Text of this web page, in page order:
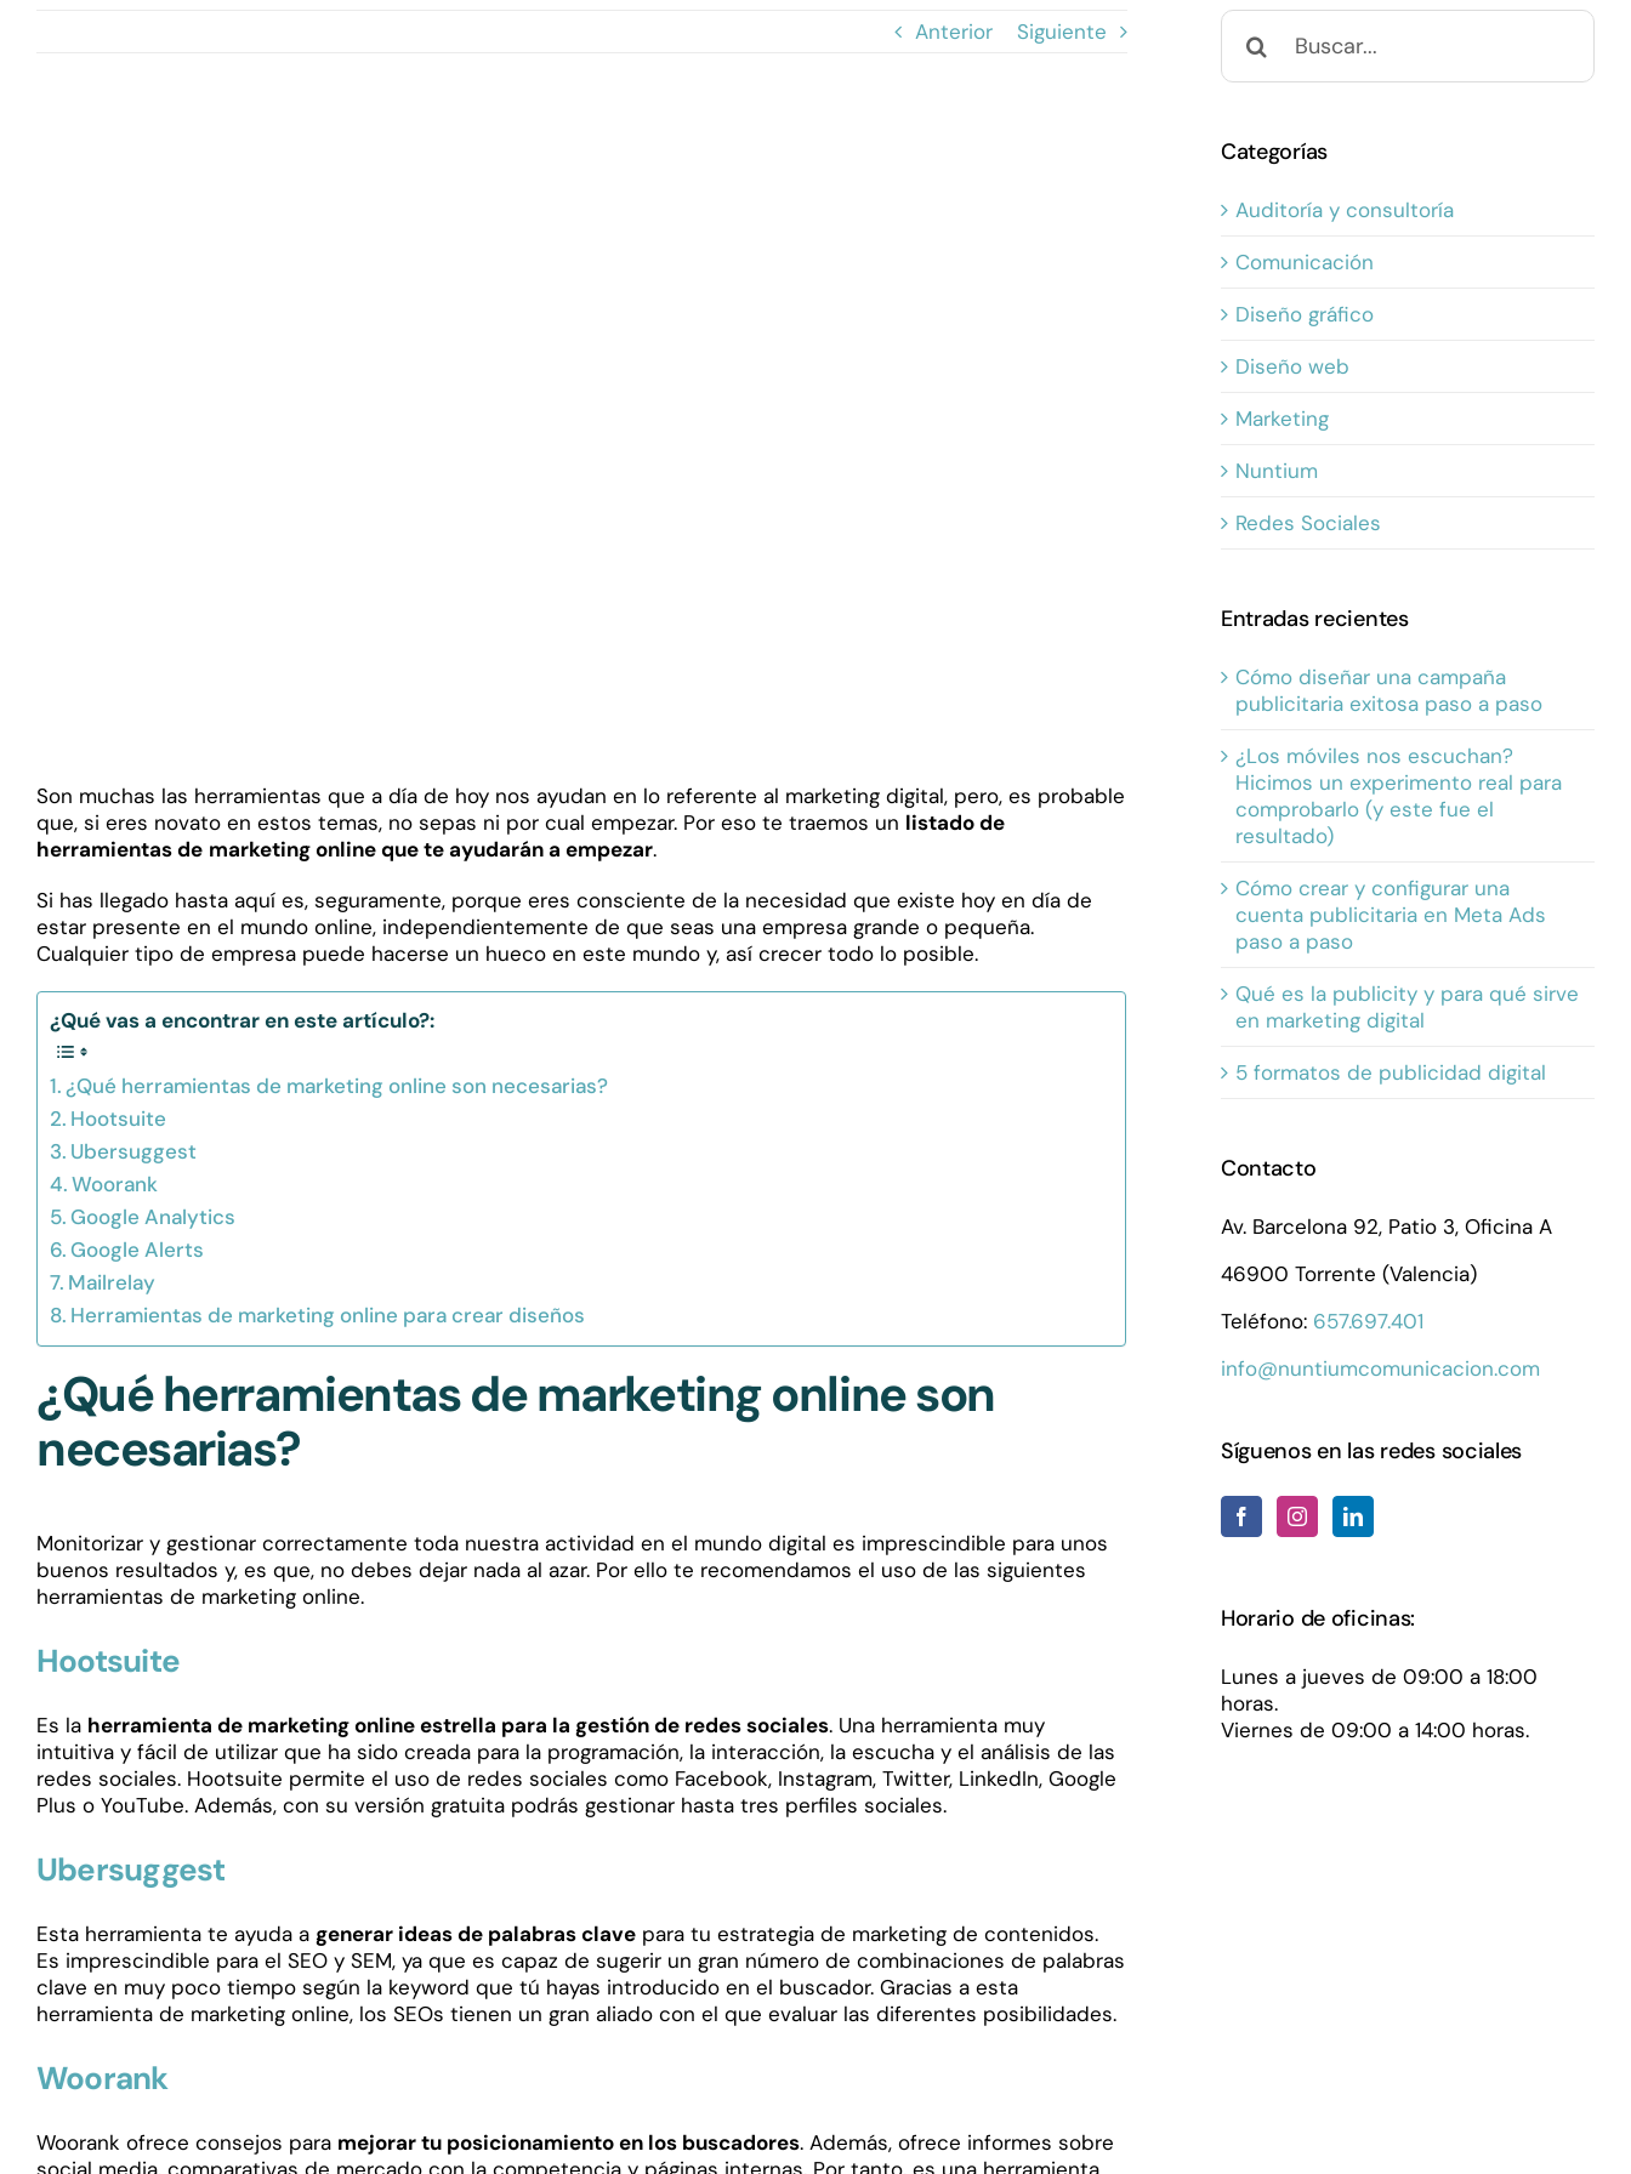
Anterior Siguiente
Son muchas las herramientas que a día de hoy nos ayudan en lo referente al marketing digital, pero, es probable
que, si eres novato en estos temas, no sepas ni por cual empezar. Por eso te traemos un listado de
herramientas de marketing onlineque te ayudarán a empezar.
Si has llegado hasta aquí es, seguramente, porque eres consciente de la necesidad que existe hoy en día de
estar presente en el mundo online, independientemente de que seas una empresa grande o pequeña.
Cualquier tipo de empresa puede hacerse un hueco en este mundo y, así crecer todo lo posible.
¿Qué vas a encontrar en este artículo?:
¿Qué herramientas de marketing online son necesarias?
Hootsuite
Ubersuggest
Woorank
Google Analytics
Google Alerts
Mailrelay
Herramientas de marketing online para crear diseños
¿Qué herramientas de marketing online son
necesarias?
Monitorizar y gestionar correctamente toda nuestra actividad en el mundo digital es imprescindible para unos
buenos resultados y, es que, no debes dejar nada al azar. Por ello te recomendamos el uso de las siguientes
herramientas de marketing online.
Hootsuite
Es la herramienta de marketing online estrella para la gestión de redes sociales. Una herramienta muy
intuitiva y fácil de utilizar que ha sido creada para la programación, la interacción, la escucha y el análisis de las
redes sociales. Hootsuite permite el uso de redes sociales como Facebook, Instagram, Twitter, LinkedIn, Google
Plus o YouTube. Además, con su versión gratuita podrás gestionar hasta tres perfiles sociales.
Ubersuggest
Esta herramienta te ayuda a generar ideas de palabras clave para tu estrategia de marketing de contenidos.
Es imprescindible para el SEO y SEM, ya que es capaz de sugerir un gran número de combinaciones de palabras
clave en muy poco tiempo según la keyword que tú hayas introducido en el buscador. Gracias a esta
herramienta de marketing online, los SEOs tienen un gran aliado con el que evaluar las diferentes posibilidades.
Woorank
Woorank ofrece consejos para mejorar tu posicionamiento en los buscadores. Además, ofrece informes sobre
Buscar:
Categorías
Auditoría y consultoría
Comunicación
Diseño gráfico
Diseño web
Marketing
Nuntium
Redes Sociales
Entradas recientes
Cómo diseñar una campaña
publicitaria exitosa paso a paso
¿Los móviles nos escuchan?
Hicimos un experimento real para
comprobarlo (y este fue el
resultado)
Cómo crear y configurar una
cuenta publicitaria en Meta Ads
paso a paso
Qué es la publicity y para qué sirve
en marketing digital
5 formatos de publicidad digital
Contacto
Av. Barcelona 92, Patio 3, Oficina A
46900 Torrente (Valencia)
Teléfono: 657.697.401
info@nuntiumcomunicacion.com
Síguenos en las redes sociales
Horario de oficinas:
Lunes a jueves de 09:00 a 18:00
horas.
Viernes de 09:00 a 14:00 horas.